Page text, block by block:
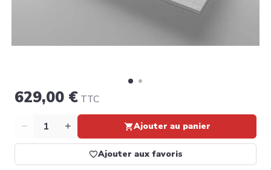
629,00 € TTC
Quantité Ajouter au panier
Ajouter aux favoris